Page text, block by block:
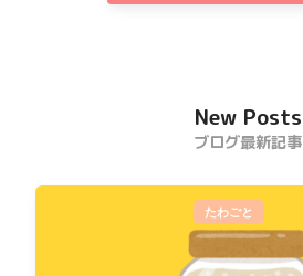
New Posts
ブログ最新記事
たわごと